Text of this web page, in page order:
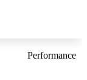
Performance